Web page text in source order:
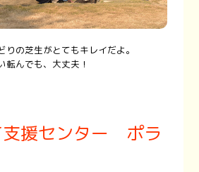
りの芝生がとてもキレイだよ。
転んでも、大丈夫！
支援センター ポラ